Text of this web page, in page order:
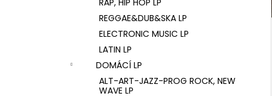
RAP, HIP HOP LP
REGGAE&DUB&SKA LP
ELECTRONIC MUSIC LP
LATIN LP
DOMÁCÍ LP
ALT-ART-JAZZ-PROG ROCK, NEW
WAVE LP